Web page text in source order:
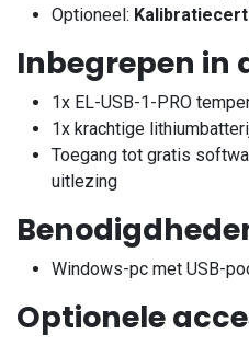
Optioneel:
Inbegrepen in
1x EL-USB-1-PRO
1x krachtige
Toegang tot gratis
uitlezing
Windows-pc met USB-
Optionele